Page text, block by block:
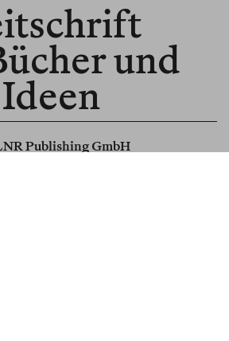
und
Ideen
Publishing GmbH